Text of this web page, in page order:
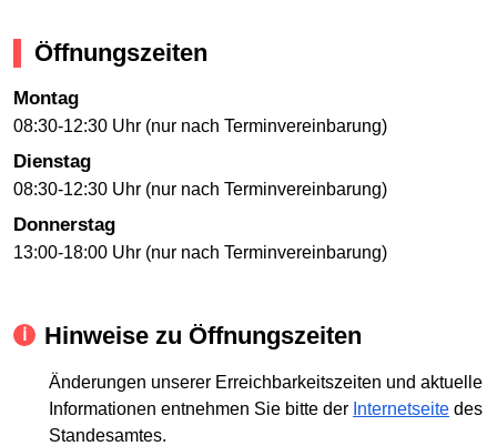
Öffnungszeiten
Montag
08:30-12:30 Uhr (nur nach Terminvereinbarung)
Dienstag
08:30-12:30 Uhr (nur nach Terminvereinbarung)
Donnerstag
13:00-18:00 Uhr (nur nach Terminvereinbarung)
Hinweise zu Öffnungszeiten
Änderungen unserer Erreichbarkeitszeiten und aktuelle
Informationen entnehmen Sie bitte der Internetseite des
Standesamtes.